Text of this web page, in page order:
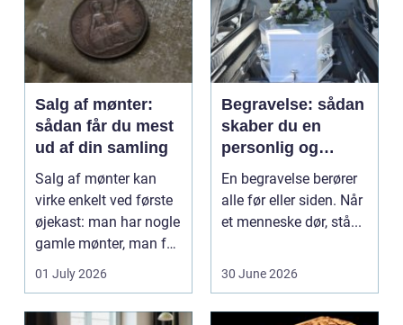
Salg af mønter:
sådan får du mest
ud af din samling
Salg af mønter kan
virke enkelt ved første
øjekast: man har nogle
gamle mønter, man får
dem vurderet...
01 July 2026
Begravelse: sådan
skaber du en
personlig og
respektfuld afsked
En begravelse berører
alle før eller siden. Når
et menneske dør, stå...
30 June 2026